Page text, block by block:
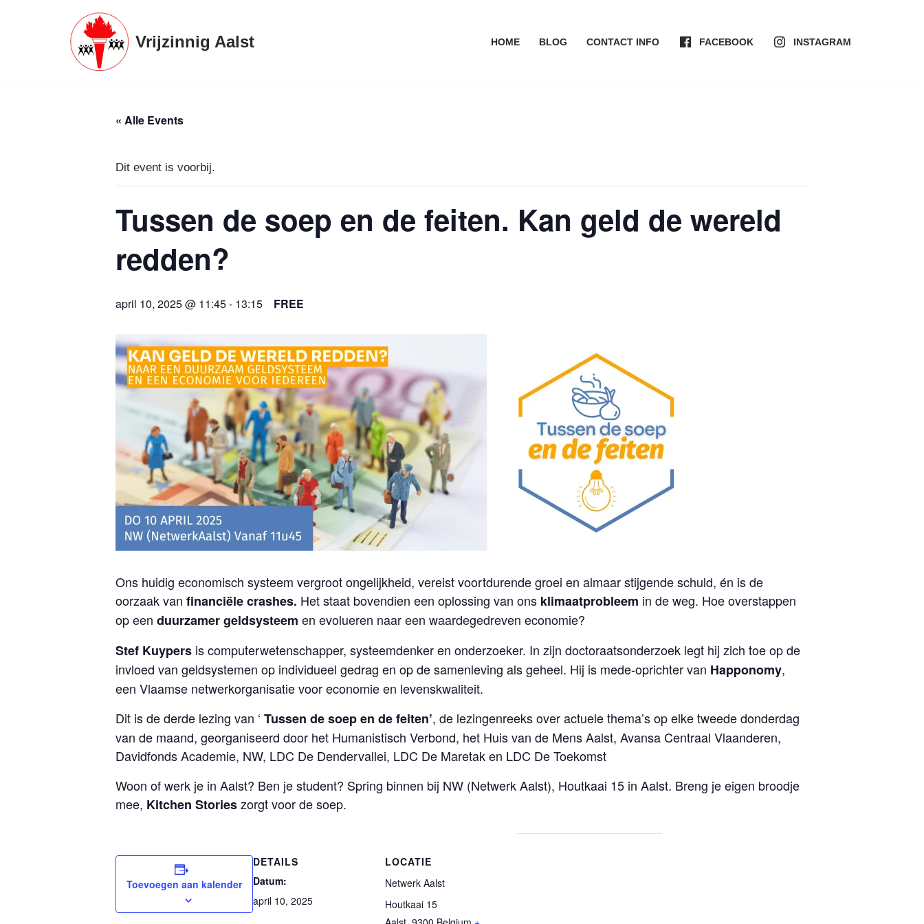
Vrijzinnig Aalst HOME BLOG CONTACT INFO FACEBOOK INSTAGRAM
« Alle Events
Dit event is voorbij.
Tussen de soep en de feiten. Kan geld de wereld
redden?
april 10, 2025 @ 11:45- 13:15 FREE
Ons huidig economisch systeem vergroot ongelijkheid, vereist voortdurende groei en almaar stijgende schuld, én is de
oorzaak van financiële crashes. Het staat bovendien een oplossing van ons klimaatprobleem in de weg. Hoe overstappen
op een duurzamer geldsysteem en evolueren naar een waardegedreven economie?
​Stef Kuypers is computerwetenschapper, systeemdenker en onderzoeker. In zijn doctoraatsonderzoek legt hij zich toe op de
invloed van geldsystemen op individueel gedrag en op de samenleving als geheel. Hij is mede-oprichter van Happonomy,
een Vlaamse netwerkorganisatie voor economie en levenskwaliteit.
Dit is de derde lezing van ‘ Tussen de soep en de feiten’, de lezingenreeks over actuele thema’s op elke tweede donderdag
van de maand, georganiseerd door het Humanistisch Verbond, het Huis van de Mens Aalst, Avansa Centraal Vlaanderen,
Davidfonds Academie, NW, LDC De Dendervallei, LDC De Maretak en LDC De Toekomst
Woon of werk je in Aalst? Ben je student? Spring binnen bij NW (Netwerk Aalst), Houtkaai 15 in Aalst. Breng je eigen broodje
mee, Kitchen Storieszorgt voor de soep.
Toevoegen aan kalender
DETAILS
Datum:
april 10, 2025
LOCATIE
Netwerk Aalst
Houtkaai 15